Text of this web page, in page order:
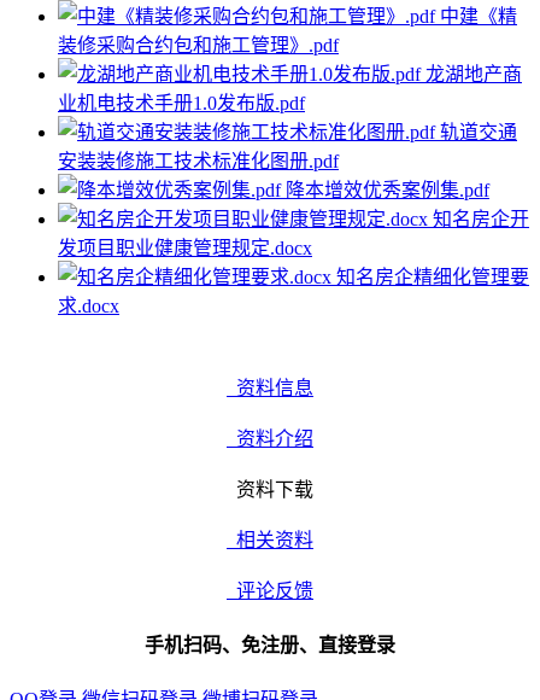
中建《精
装修采购合约包和施工管理》.pdf
龙湖地产商
业机电技术手册1.0发布版.pdf
轨道交通
安装装修施工技术标准化图册.pdf
降本增效优秀案例集.pdf
知名房企开
发项目职业健康管理规定.docx
知名房企精细化管理要
求.docx
资料信息
资料介绍
资料下载
相关资料
评论反馈
手机扫码、免注册、直接登录